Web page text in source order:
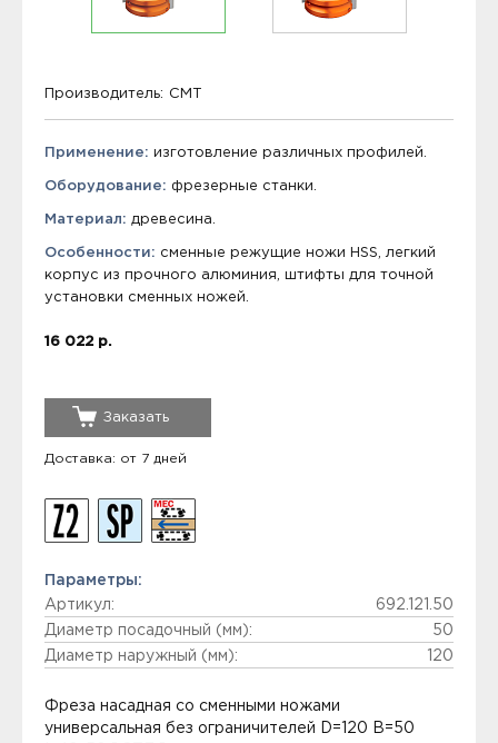
Производитель: CMT
Применение: изготовление различных профилей.
Оборудование: фрезерные станки.
Материал: древесина.
Особенности: сменные режущие ножи HSS, легкий
корпус из прочного алюминия, штифты для точной
установки сменных ножей.
16 022 р.
Заказать
Доставка: от 7 дней
Параметры:
Артикул:
692.121.50
Диаметр посадочный (мм):
50
Диаметр наружный (мм):
120
Фреза насадная со сменными ножами
универсальная без ограничителей D=120 B=50